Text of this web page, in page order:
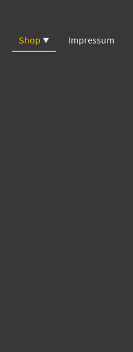
Shop Impressum